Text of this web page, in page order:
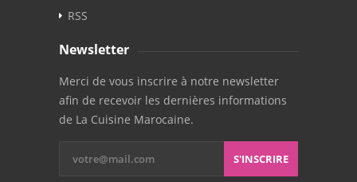
RSS
Newsletter
Merci de vous inscrire à notre newsletter
afin de recevoir les dernières informations
de La Cuisine Marocaine.
S'INSCRIRE